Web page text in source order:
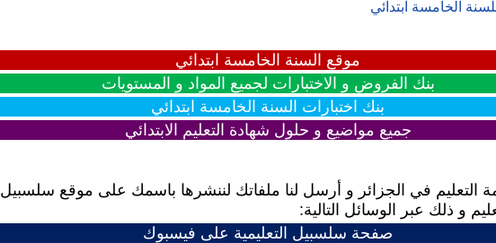
الخامسة ابتدائي
موقع السنة الخامسة ابتدائي
بنك الفروض و الاختبارات لجميع المواد و المستويات
بنك اختبارات السنة الخامسة ابتدائي
جميع مواضيع و حلول شهادة التعليم الابتدائي
في الجزائر و أرسل لنا ملفاتك لننشرها باسمك على موقع سلسبيل
و ذلك عبر الوسائل التالية:
صفحة سلسبيل التعليمية على فيسبوك